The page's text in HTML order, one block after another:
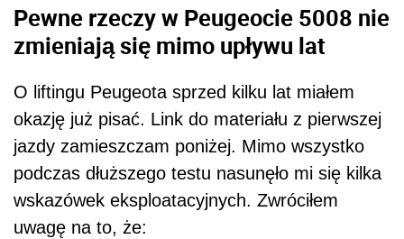
Pewne rzeczy w Peugeocie 5008 nie
zmieniają się mimo upływu lat
O liftingu Peugeota sprzed kilku lat miałem
okazję już pisać. Link do materiału z pierwszej
jazdy zamieszczam poniżej. Mimo wszystko
podczas dłuższego testu nasunęło mi się kilka
wskazówek eksploatacyjnych. Zwróciłem
uwagę na to, że: